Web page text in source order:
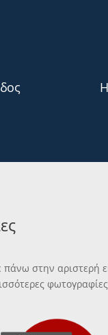
πάνω στην αριστερή